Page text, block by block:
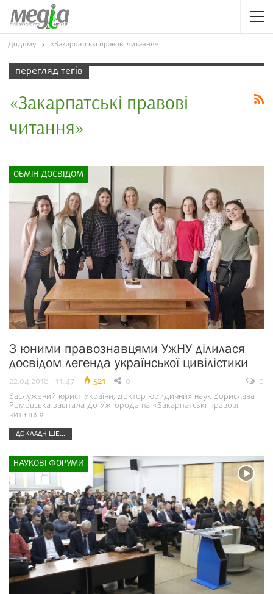
Додому «Закарпатські правові читання»
перегляд теґів
«Закарпатські правові
читання»
ОБМІН ДОСВІДОМ
З юними правознавцями УжНУ ділилася
досвідом легенда української цивілістики
22.04.2018 | 11:47 521 0
0
Заслужений юрист України, доктор юридичних наук Зорислава
Ромовська завітала до Ужгорода на «Закарпатські правові
читання»
ДОКЛАДНІШЕ...
НАУКОВІ ФОРУМИ